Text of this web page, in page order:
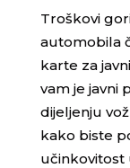
Troškovi
automobila
karte za
vam je javni
dijeljenju
kako biste
učinkovitost